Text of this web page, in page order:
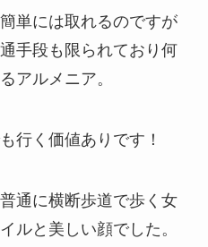
単には取れるのですが
手段も限られており何
アルメニア。
行く価値ありです！
通に横断歩道で歩く女
ルと美しい顔でした。